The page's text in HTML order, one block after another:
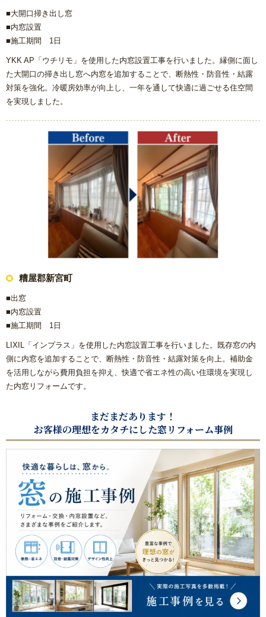
■大開口掃き出し窓
■内窓設置
■施工期間 1日
YKK AP「ウチリモ」を使用した内窓設置工事を行いました。縁側に面し
た大開口の掃き出し窓へ内窓を追加することで、断熱性・防音性・結露
対策を強化。冷暖房効率が向上し、一年を通して快適に過ごせる住空間
を実現しました。
糟屋郡新宮町
■出窓
■内窓設置
■施工期間 1日
LIXIL「インプラス」を使用した内窓設置工事を行いました。既存窓の内
側に内窓を追加することで、断熱性・防音性・結露対策を向上。補助金
を活用しながら費用負担を抑え、快適で省エネ性の高い住環境を実現し
た内窓リフォームです。
まだまだあります！
お客様の理想をカタチにした窓リフォーム事例